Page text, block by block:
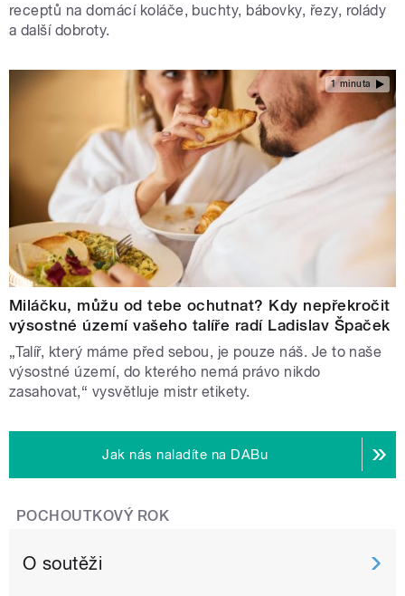
receptů na domácí koláče, buchty, bábovky, řezy, rolády
a další dobroty.
1 minuta
Miláčku, můžu od tebe ochutnat? Kdy nepřekročit
výsostné území vašeho talíře radí Ladislav Špaček
„Talíř, který máme před sebou, je pouze náš. Je to naše
výsostné území, do kterého nemá právo nikdo
zasahovat,“ vysvětluje mistr etikety.
Jak nás naladíte na DABu
POCHOUTKOVÝ ROK
O soutěži